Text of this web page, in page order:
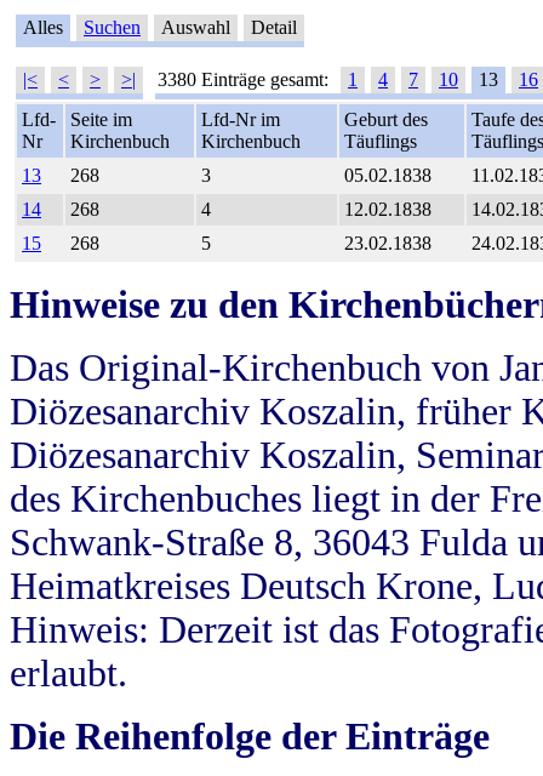
Alles Suchen Auswahl Detail
|< < > >| 3380 Einträge gesamt: 1 4 7 10 13
16
Lfd-
Nr
Seite im
Kirchenbuch
Lfd-Nr im
Kirchenbuch
Geburt des
Täuflings
Taufe
Täuflings
13
268 3 05.02.1838
14
268 4 12.02.1838
15
268 5 23.02.1838
Hinweise zu den
Das Original-Kirchenbuch von
Diözesanarchiv Koszalin, früher
Diözesanarchiv Koszalin,
des Kirchenbuches liegt in der
Schwank-Straße 8, 36043 Fulda
Heimatkreises Deutsch Krone,
Hinweis: Derzeit ist das
erlaubt.
Die Reihenfolge der Einträge